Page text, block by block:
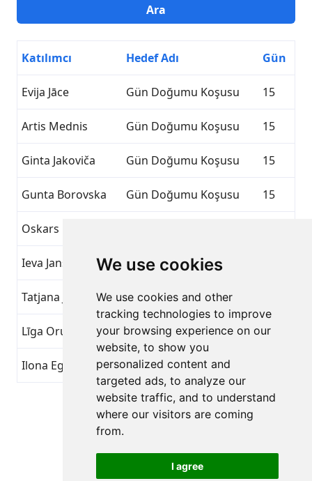
We use cookies
We use cookies and other
tracking technologies to improve
your browsing experience on our
website, to show you
personalized content and
targeted ads, to analyze our
website traffic, and to understand
where our visitors are coming
from.
I agree
Katılımcı Hedef Adı Gün
Evija Jāce Gün Doğumu Koşusu 15
Artis Mednis Gün Doğumu Koşusu 15
Ginta Jakoviča Gün Doğumu Koşusu 15
Gunta Borovska Gün Doğumu Koşusu 15
Oskars Popēns
Ieva Jansone Gün Doğumu Koşusu
Tatjana Jansone Gün Doğumu Koşusu
Līga Orupa Gün Doğumu Koşusu 15
Ilona Eglite Gün Doğumu Koşusu
Sayfa 1 / 1